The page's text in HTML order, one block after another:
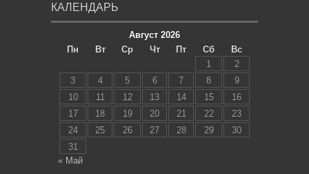
КАЛЕНДАРЬ
Август 2026
Пн
Вт Ср Чт Пт Сб
Вс
1
2
3
4 5 6 7 8
9
10
11 12 13 14 15
16
17
18 19 20 21 22
23
24
25 26 27 28 29
30
31
« Май